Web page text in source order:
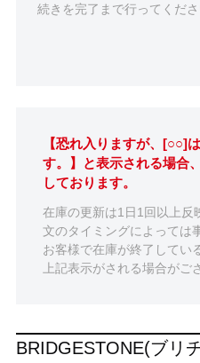
続きを完了まで行ってくださ
【恐れ入りますが、[○○]
す。】と表示される場合
しております。
在庫の更新は1日1回以上反
文のタイミングによっては
お客様で在庫が終了してい
上記表示がされる場合がご
BRIDGESTONE(ブリ